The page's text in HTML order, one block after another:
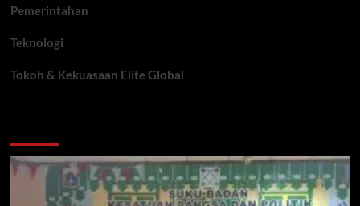
Pemerintahan
Teknologi
Tokoh & Kekuasaan Elite Global